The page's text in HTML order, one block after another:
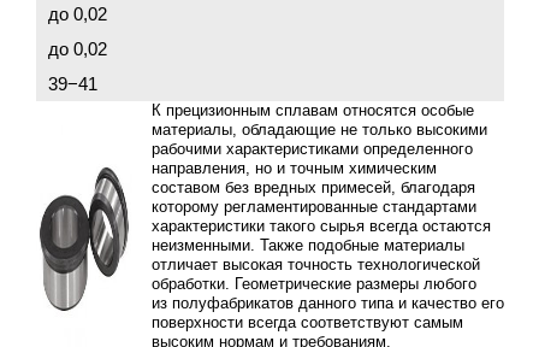
К прецизионным сплавам относятся особые
материалы, обладающие не только высокими
рабочими характеристиками определенного
направления, но и точным химическим
составом без вредных примесей, благодаря
которому регламентированные стандартами
характеристики такого сырья всегда остаются
неизменными. Также подобные материалы
отличает высокая точность технологической
обработки. Геометрические размеры любого
из полуфабрикатов данного типа и качество его
поверхности всегда соответствуют самым
высоким нормам и требованиям.
до 0,02
до 0,02
39−41